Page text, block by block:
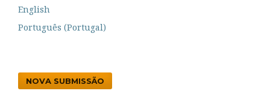
English
Português (Portugal)
NOVA SUBMISSÃO